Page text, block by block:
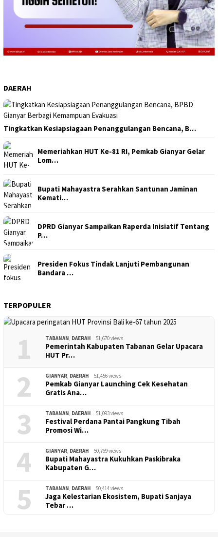
DAERAH
Tingkatkan Kesiapsiagaan Penanggulangan Bencana, B…
Memeriahkan HUT Ke-81 RI, Pemkab Gianyar Gelar
Lom…
Bupati Mahayastra Serahkan Santunan Jaminan
Kemati…
DPRD Gianyar Sampaikan Raperda Inisiatif Tentang
P…
Presiden Fokus Tindak Lanjuti Pembangunan
Bandara …
TERPOPULER
1 TABANAN, DAERAH 51,670 views
Pemerintah Kabupaten Tabanan Gelar Upacara
HUT Pr…
2 GIANYAR, DAERAH 51,456 views
Pemkab Gianyar Launching Cek Kesehatan
Gratis Ana…
3 TABANAN, DAERAH 51,093 views
Festival Perdana Pantai Pangkung Tibah
Promosi Wi…
4 GIANYAR, DAERAH 50,769 views
Bupati Mahayastra Kukuhkan Paskibraka
Kabupaten G…
5 TABANAN, DAERAH 50,414 views
Jaga Kelestarian Ekosistem, Bupati Sanjaya
Tebar …